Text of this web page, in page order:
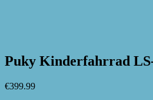
Puky Kinderfahrrad
€399.99